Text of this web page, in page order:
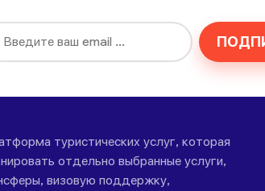
туристических услуг, которая
отдельно выбранные услуги,
визовую поддержку,